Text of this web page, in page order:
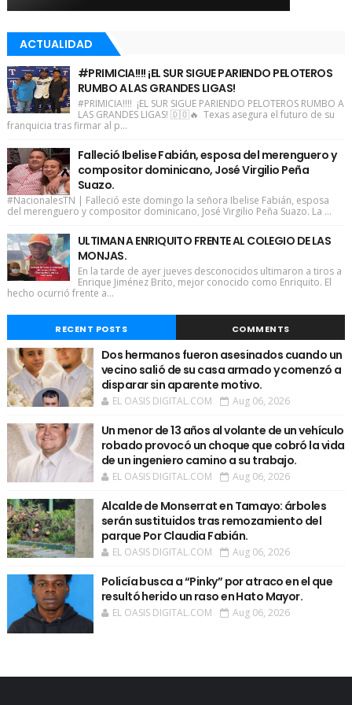
ACTUALIDAD
#PRIMICIA!!!! ¡EL SUR SIGUE PARIENDO PELOTEROS
RUMBO A LAS GRANDES LIGAS!
#PRIMICIA!!!! ¡EL SUR SIGUE PARIENDO PELOTEROS RUMBO A
LAS GRANDES LIGAS! 🇩🇴🔥 Texas asegura el futuro de su
franquicia tras firmar al p...
Falleció Ibelise Fabián, esposa del merenguero y
compositor dominicano, José Virgilio Peña
Suazo.
#NacionalesTN | Falleció este domingo la señora Ibelise Fabián, esposa
del merenguero y compositor dominicano, José Virgilio Peña Suazo. La ...
ULTIMAN A ENRIQUITO FRENTE AL COLEGIO DE LAS
MONJAS.
En la tarde de ayer jueves desconocidos ultimaron a tiros a
Enrique Jiménez Brito, mejor conocido como Enriquito. El
hecho ocurrió frente a...
RECENT POSTS COMMENTS
Dos hermanos fueron asesinados cuando un
vecino salió de su casa armado y comenzó a
disparar sin aparente motivo.
EL OASIS DIGITAL.COM Aug 06, 2026
Un menor de 13 años al volante de un vehículo
robado provocó un choque que cobró la vida
de un ingeniero camino a su trabajo.
EL OASIS DIGITAL.COM Aug 06, 2026
Alcalde de Monserrat en Tamayo: árboles
serán sustituidos tras remozamiento del
parque Por Claudia Fabián.
EL OASIS DIGITAL.COM Aug 06, 2026
Policía busca a “Pinky” por atraco en el que
resultó herido un raso en Hato Mayor.
EL OASIS DIGITAL.COM Aug 06, 2026